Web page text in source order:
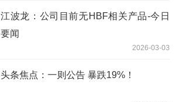
江波龙：公司目前无HBF相关产品-今日
要闻
2026-03-03
头条焦点：一则公告 暴跌19%！